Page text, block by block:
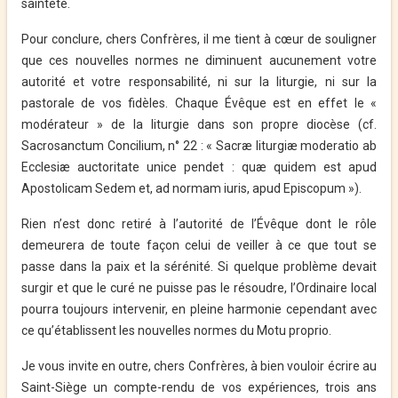
sainteté.
Pour conclure, chers Confrères, il me tient à cœur de souligner
que ces nouvelles normes ne diminuent aucunement votre
autorité et votre responsabilité, ni sur la liturgie, ni sur la
pastorale de vos fidèles. Chaque Évêque est en effet le «
modérateur » de la liturgie dans son propre diocèse (cf.
Sacrosanctum Concilium, n° 22 : « Sacræ liturgiæ moderatio ab
Ecclesiæ auctoritate unice pendet : quæ quidem est apud
Apostolicam Sedem et, ad normam iuris, apud Episcopum »).
Rien n’est donc retiré à l’autorité de l’Évêque dont le rôle
demeurera de toute façon celui de veiller à ce que tout se
passe dans la paix et la sérénité. Si quelque problème devait
surgir et que le curé ne puisse pas le résoudre, l’Ordinaire local
pourra toujours intervenir, en pleine harmonie cependant avec
ce qu’établissent les nouvelles normes du Motu proprio.
Je vous invite en outre, chers Confrères, à bien vouloir écrire au
Saint-Siège un compte-rendu de vos expériences, trois ans